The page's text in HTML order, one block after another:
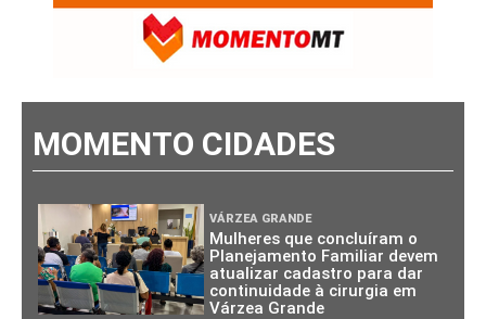
MOMENTO CIDADES
VÁRZEA GRANDE
Mulheres que concluíram o
Planejamento Familiar devem
atualizar cadastro para dar
continuidade à cirurgia em
Várzea Grande